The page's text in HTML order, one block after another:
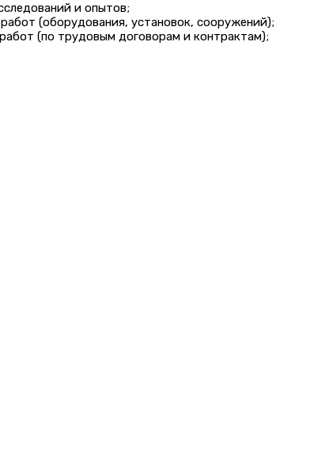
и опытов;
(оборудования, установок, сооружений);
(по трудовым договорам и контрактам);